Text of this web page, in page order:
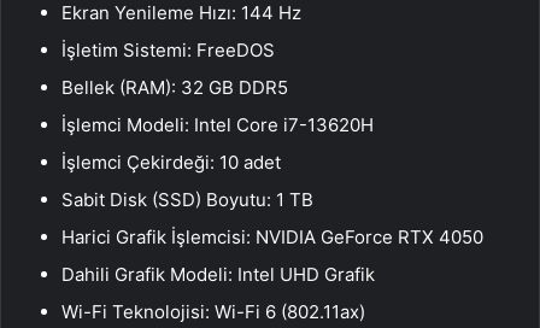
Ekran Yenileme Hızı: 144 Hz
İşletim Sistemi: FreeDOS
Bellek (RAM): 32 GB DDR5
İşlemci Modeli: Intel Core i7-13620H
İşlemci Çekirdeği: 10 adet
Sabit Disk (SSD) Boyutu: 1 TB
Harici Grafik İşlemcisi: NVIDIA GeForce RTX 4050
Dahili Grafik Modeli: Intel UHD Grafik
Wi-Fi Teknolojisi: Wi-Fi 6 (802.11ax)